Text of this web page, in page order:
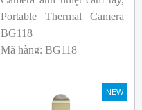
Portable Thermal Camera
BG118
Mã hàng: BG118
NEW